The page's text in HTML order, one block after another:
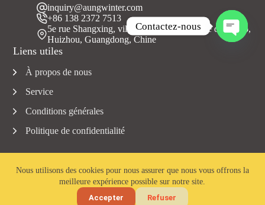
Nous utilisons des cookies pour nous assurer que nous vous offrons la
meilleure expérience possible sur notre site.
Accepter
Refuser
inquiry@aungwinter.com
+86 138 2372 7513
5e rue Shangxing, ville de Yuanzhou, comté de Boluo,
Huizhou, Guangdong, Chine
Liens utiles
À propos de nous
Service
Conditions générales
Politique de confidentialité
Copyright © 2023 Aungwinter tous droits réservés.
Contactez-nous
y